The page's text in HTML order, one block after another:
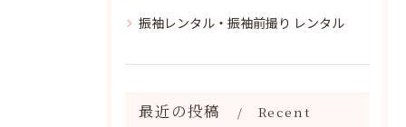
振袖レンタル・振袖前撮り レンタル
最近の投稿
Recent